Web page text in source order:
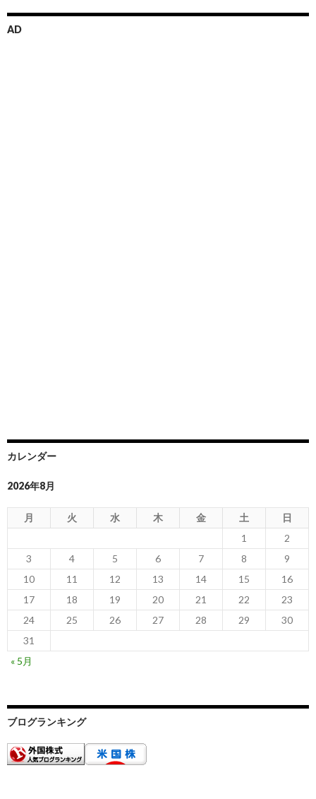
AD
カレンダー
2026年8月
月 火 水 木 金 土
日
1
2
3
4 5 6 7 8
9
10
11 12 13 14 15
16
17
18 19 20 21 22
23
24
25 26 27 28 29
30
31
« 5月
ブログランキング